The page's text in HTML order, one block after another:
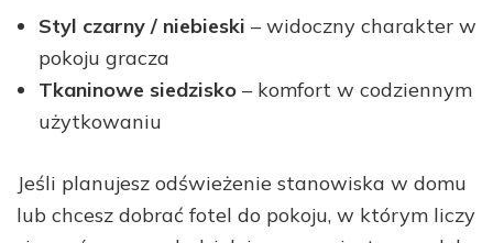
Styl czarny / niebieski – widoczny charakter w
pokoju gracza
Tkaninowe siedzisko – komfort w codziennym
użytkowaniu
Jeśli planujesz odświeżenie stanowiska w domu
lub chcesz dobrać fotel do pokoju, w którym liczy